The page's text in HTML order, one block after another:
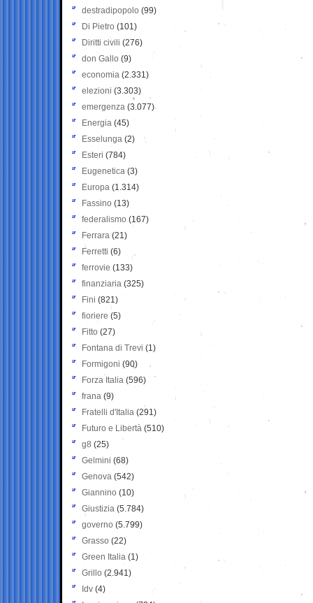
destradipopolo (99)
Di Pietro (101)
Diritti civili (276)
don Gallo (9)
economia (2.331)
elezioni (3.303)
emergenza (3.077)
Energia (45)
Esselunga (2)
Esteri (784)
Eugenetica (3)
Europa (1.314)
Fassino (13)
federalismo (167)
Ferrara (21)
Ferretti (6)
ferrovie (133)
finanziaria (325)
Fini (821)
fioriere (5)
Fitto (27)
Fontana di Trevi (1)
Formigoni (90)
Forza Italia (596)
frana (9)
Fratelli d'Italia (291)
Futuro e Libertà (510)
g8 (25)
Gelmini (68)
Genova (542)
Giannino (10)
Giustizia (5.784)
governo (5.799)
Grasso (22)
Green Italia (1)
Grillo (2.941)
Idv (4)